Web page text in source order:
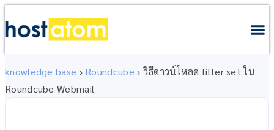
knowledge base › Roundcube › วิธีดาวน์โหลด filter set ใน
Roundcube Webmail